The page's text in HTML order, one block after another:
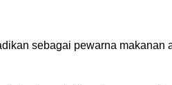
sebagai pewarna